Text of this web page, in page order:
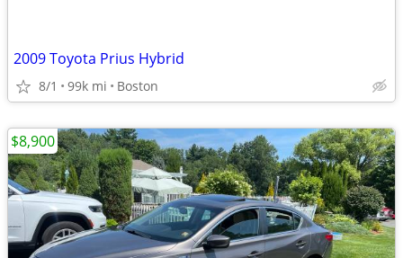
2009 Toyota Prius Hybrid
8/1 99k mi Boston
$8,900